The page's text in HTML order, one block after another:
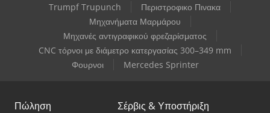
Trumpf Trupunch
Περιστροφικο Πινακα
Μηχανήματα Μαρμάρου
Μηχανές αντιγραφικού φρεζαρίσματος
CNC τόρνοι με διάμετρο κατεργασίας 300–349 mm
Φουρνοι
Mercedes Sprinter
Πώληση Σέρβις & Υποστήριξη